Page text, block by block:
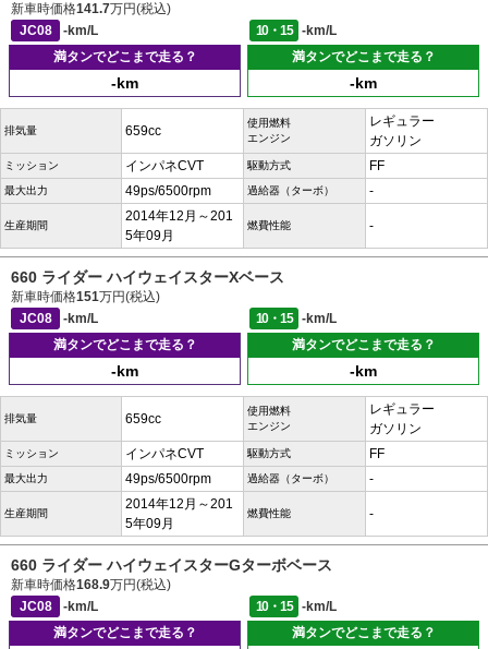
新車時価格141.7万円(税込)
JC08
-km/L 10・15
-km/L
満タンでどこまで走る？
-km
満タンでどこまで走る？
-km
排気量 659cc
使用燃料
エンジン
レギュラー
ガソリン
ミッション インパネCVT 駆動方式 FF
最大出力 49ps/6500rpm 過給器（ターボ） -
生産期間
2014年12月～201
5年09月
燃費性能 -
660 ライダー ハイウェイスターXベース
新車時価格151万円(税込)
JC08
-km/L 10・15
-km/L
満タンでどこまで走る？
-km
満タンでどこまで走る？
-km
排気量 659cc
使用燃料
エンジン
レギュラー
ガソリン
ミッション インパネCVT 駆動方式 FF
最大出力 49ps/6500rpm 過給器（ターボ） -
生産期間
2014年12月～201
5年09月
燃費性能 -
660 ライダー ハイウェイスターGターボベース
新車時価格168.9万円(税込)
JC08
-km/L 10・15
-km/L
満タンでどこまで走る？
満タンでどこまで走る？